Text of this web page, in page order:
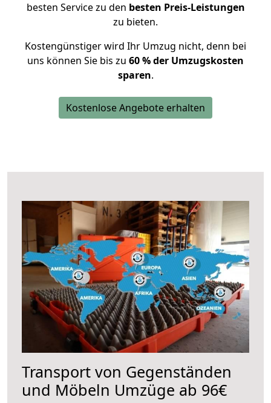
besten Service zu den besten Preis-Leistungen
zu bieten.
Kostengünstiger wird Ihr Umzug nicht, denn bei
uns können Sie bis zu 60 % der Umzugskosten
sparen.
Kostenlose Angebote erhalten
Transport von Gegenständen
und Möbeln Umzüge ab 96€